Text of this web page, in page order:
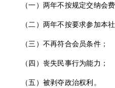
（一）两年不按规定交纳会费
（二）两年不按要求参加本
（三）不再符合会员条件；
（四）丧失民事行为能力；
（五）被剥夺政治权利。